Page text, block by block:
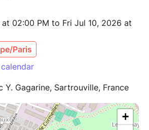
02:00 PM to Fri Jul 10, 2026 at
Paris
Y. Gagarine, Sartrouville, France
+